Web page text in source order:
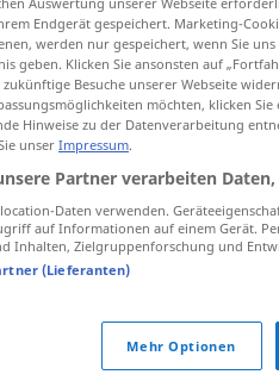
Journalist
Jubel
jubeln
Jubiläum
Endgerät gespeichert. Marketing-
werden nur gespeichert, wenn Sie
geben. Klicken Sie ansonsten auf
Besuche unserer Webseite
möchten, klicken
Hinweise zu der Datenverarbeitung
unser Impressum.
Partner verarbeiten
Daten verwenden.
auf Informationen auf einem Gerät.
Inhalten, Zielgruppenforschung und
(Lieferanten)
Mehr Optionen